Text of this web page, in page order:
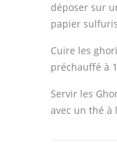
déposer sur
papier
Cuire les
préchauffé à
Servir les
avec un thé à